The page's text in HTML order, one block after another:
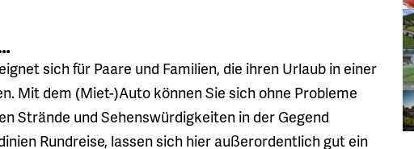
sich für Paare und Familien, die ihren Urlaub in einer
Mit dem (Miet-)Auto können Sie sich ohne Probleme
Strände und Sehenswürdigkeiten in der Gegend
Rundreise, lassen sich hier außerordentlich gut ein